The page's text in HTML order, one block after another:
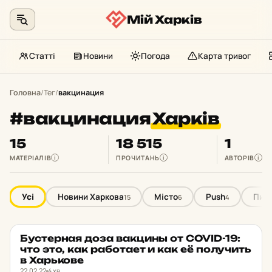
Мій Харків
Статті Новини Погода Карта тривог
Головна/Тег/вакцинация
#вакцинацияХарків
15
МАТЕРІАЛІВ i
18 515
ПРОЧИТАНЬ i
1
АВТОРІВ i
Усі Новини Харкова15 Місто6 Push4
PUSH ★ ОБРАНЕ
Бус­тер­ная доза вак­цины от COVID-19:
что это, как ра­бо­та­ет и как её по­лу­чить
в Харь­ко­ве